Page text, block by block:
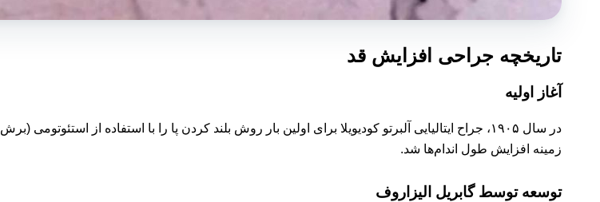
تاریخچه جراحی افزایش قد
آغاز اولیه
در سال ۱۹۰۵، جراح ایتالیایی آلبرتو کودیویلا برای اولین بار روش بلند کردن پا را با استفاده از
زمینه افزایش طول اندام‌ها شد.
توسعه توسط گابریل الیزاروف